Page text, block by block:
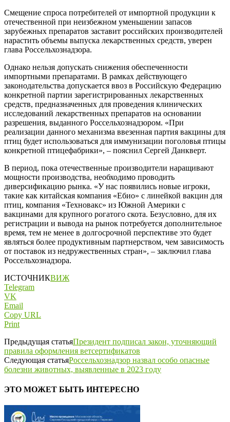
Смещение спроса потребителей от импортной продукции к
отечественной при неизбежном уменьшении запасов
зарубежных препаратов заставит российских производителей
нарастить объемы выпуска лекарственных средств, уверен
глава Россельхознадзора.
Однако нельзя допускать снижения обеспеченности
импортными препаратами. В рамках действующего
законодательства допускается ввоз в Российскую Федерацию
конкретной партии зарегистрированных лекарственных
средств, предназначенных для проведения клинических
исследований лекарственных препаратов на основании
разрешения, выданного Россельхознадзором. «При
реализации данного механизма ввезенная партия вакцины для
птиц будет использоваться для иммунизации поголовья птицы
конкретной птицефабрики», – пояснил Сергей Данкверт.
В период, пока отечественные производители наращивают
мощности производства, необходимо проводить
диверсификацию рынка. «У нас появились новые игроки,
такие как китайская компания «Ебио» с линейкой вакцин для
птиц, компания «Техновакс» из Южной Америки с
вакцинами для крупного рогатого скота. Безусловно, для их
регистрации и вывода на рынок потребуется дополнительное
время, тем не менее в долгосрочной перспективе это будет
являться более продуктивным партнерством, чем зависимость
от поставок из недружественных стран», – заключил глава
Россельхознадзора.
ИСТОЧНИКВИЖ
Telegram
VK
Email
Copy URL
Print
Предыдущая статьяПрезидент подписал закон, уточняющий
правила оформления ветсертификатов
Следующая статьяРоссельхознадзор назвал особо опасные
болезни животных, выявленные в 2023 году
ЭТО МОЖЕТ БЫТЬ ИНТЕРЕСНО